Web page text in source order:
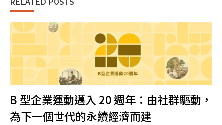
B 型企業運動邁入 20 週年：由社群驅動，
為下一個世代的永續經濟而建